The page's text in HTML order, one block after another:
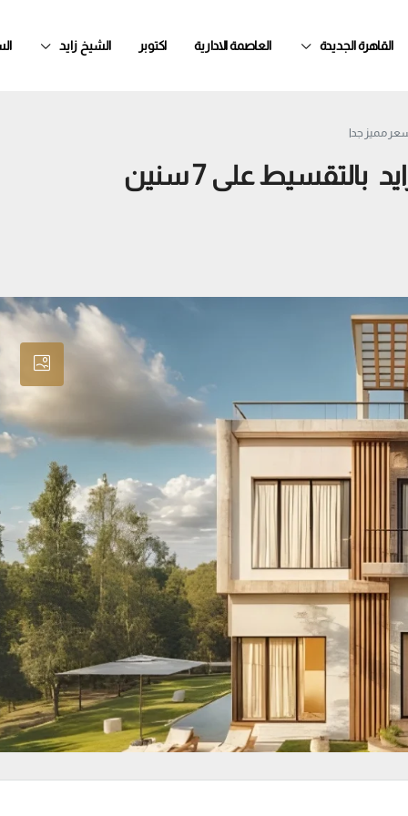
القاهرة الجديدة العاصمة الادارية اكتوبر الشيخ زايد
توين هاوس بجاردن للبيع في الشيخ زايد بالتقسيط على 7 سنين